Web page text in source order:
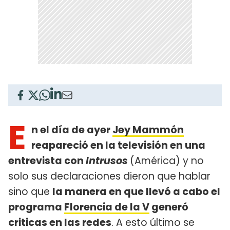
E n el día de ayerJey Mammón
reapareció en la televisión en una
entrevista conIntrusos (América) y no
solo sus declaraciones dieron que hablar
sino que la manera en que llevó a cabo el
programa Florencia de la Vgeneró
criticas en las redes. A esto último se